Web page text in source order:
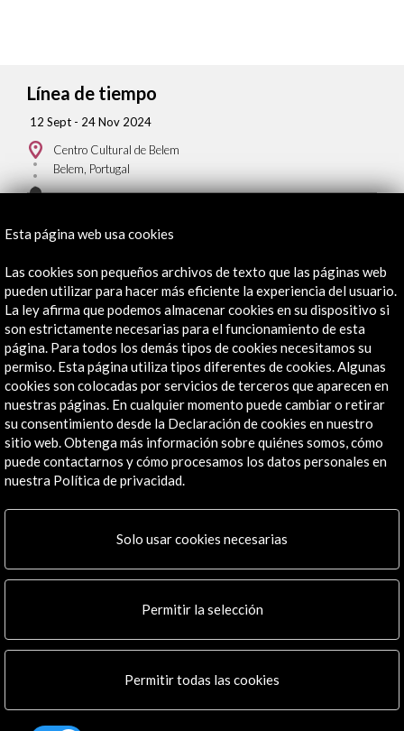
Línea de tiempo
12 Sept - 24 Nov 2024
Centro Cultural de Belem
Belem, Portugal
Recibe las últimas NOVEDADES
Suscríbete a nuestro boletín digital Ver último boletín
ALERTAS
Contacta
info@accioncultural.es
+34 91 700 4000
28003 Madrid, España
Esta página web usa cookies
Las cookies son pequeños archivos de texto que las páginas web
pueden utilizar para hacer más eficiente la experiencia del usuario.
La ley afirma que podemos almacenar cookies en su dispositivo si
son estrictamente necesarias para el funcionamiento de esta
página. Para todos los demás tipos de cookies necesitamos su
permiso. Esta página utiliza tipos diferentes de cookies. Algunas
cookies son colocadas por servicios de terceros que aparecen en
nuestras páginas. En cualquier momento puede cambiar o retirar
su consentimiento desde la Declaración de cookies en nuestro
sitio web. Obtenga más información sobre quiénes somos, cómo
puede contactarnos y cómo procesamos los datos personales en
nuestra Política de privacidad.
Solo usar cookies necesarias
Permitir la selección
Permitir todas las cookies